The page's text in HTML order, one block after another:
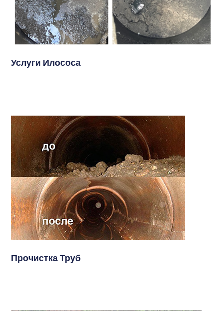
Услуги Илососа
Прочистка Труб